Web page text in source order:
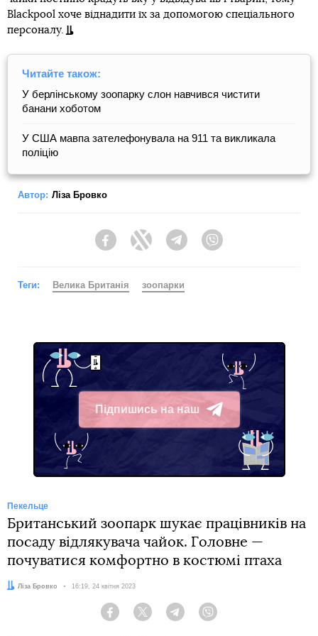
Blackpool хоче віднадити їх за допомогою спеціального
персоналу.
Читайте також:
У берлінському зоопарку слон навчився чистити
банани хоботом
У США мавпа зателефонувала на 911 та викликала
поліцію
Автор: Ліза Бровко
FacebookTwitter Telegram
Теги: Велика Британія зоопарки
Підпишись на наш
Telegram
Пекельце
Британський зоопарк шукає працівників на
посаду відлякувача чайок. Головне —
почуватися комфортно в костюмі птаха
Автор:
Ліза Бровко Дата:
16:19, 24 квітня 2023
Facebook Twitter Telegram